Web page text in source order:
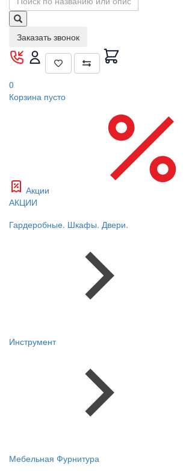
Заказать звонок
0
Корзина пусто
Акции
АКЦИИ
Гардеробные. Шкафы. Двери.
Инструмент
Мебельная Фурнитура